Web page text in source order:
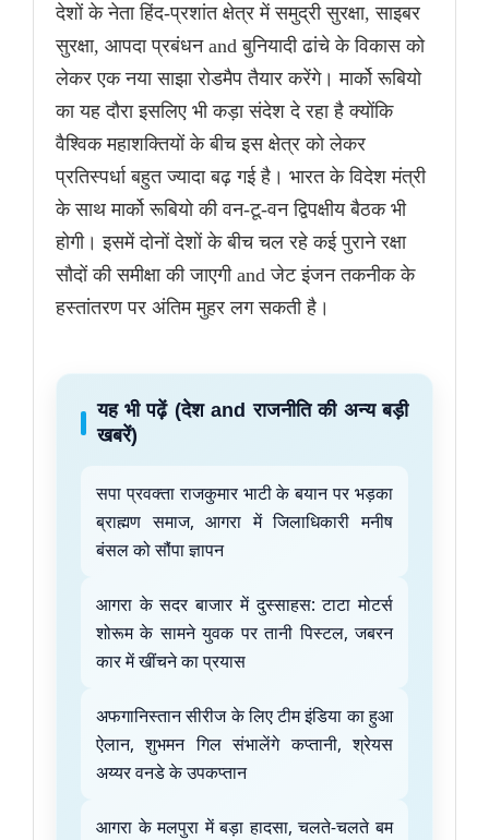
देशों के नेता हिंद-प्रशांत क्षेत्र में समुद्री सुरक्षा, साइबर
सुरक्षा, आपदा प्रबंधन and बुनियादी ढांचे के विकास को
लेकर एक नया साझा रोडमैप तैयार करेंगे। मार्को रूबियो
का यह दौरा इसलिए भी कड़ा संदेश दे रहा है क्योंकि
वैश्विक महाशक्तियों के बीच इस क्षेत्र को लेकर
प्रतिस्पर्धा बहुत ज्यादा बढ़ गई है। भारत के विदेश मंत्री
के साथ मार्को रूबियो की वन-टू-वन द्विपक्षीय बैठक भी
होगी। इसमें दोनों देशों के बीच चल रहे कई पुराने रक्षा
सौदों की समीक्षा की जाएगी and जेट इंजन तकनीक के
हस्तांतरण पर अंतिम मुहर लग सकती है।
यह भी पढ़ें (देश and राजनीति की अन्य बड़ी
खबरें)
सपा प्रवक्ता राजकुमार भाटी के बयान पर भड़का
ब्राह्मण समाज, आगरा में जिलाधिकारी मनीष
बंसल को सौंपा ज्ञापन
आगरा के सदर बाजार में दुस्साहस: टाटा मोटर्स
शोरूम के सामने युवक पर तानी पिस्टल, जबरन
कार में खींचने का प्रयास
अफगानिस्तान सीरीज के लिए टीम इंडिया का हुआ
ऐलान, शुभमन गिल संभालेंगे कप्तानी, श्रेयस
अय्यर वनडे के उपकप्तान
आगरा के मलपुरा में बड़ा हादसा, चलते-चलते बम